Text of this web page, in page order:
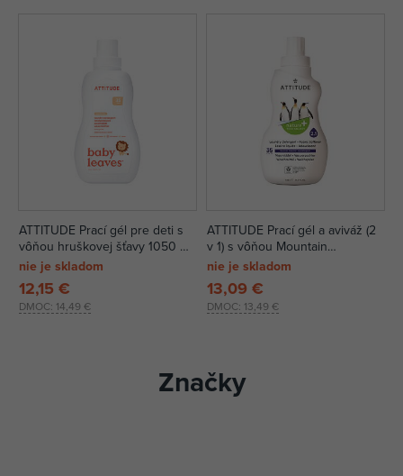
ATTITUDE Prací gél pre deti s
vôňou hruškovej šťavy 1050 ml
(35 pracích dávok)
nie je skladom
DMOC: 14,49 €
12,15 €
ATTITUDE Prací gél a aviváž (2
v 1) s vôňou Mountain
Essentials 1050 ml (35 dávok)
nie je skladom
DMOC: 13,49 €
13,09 €
Značky